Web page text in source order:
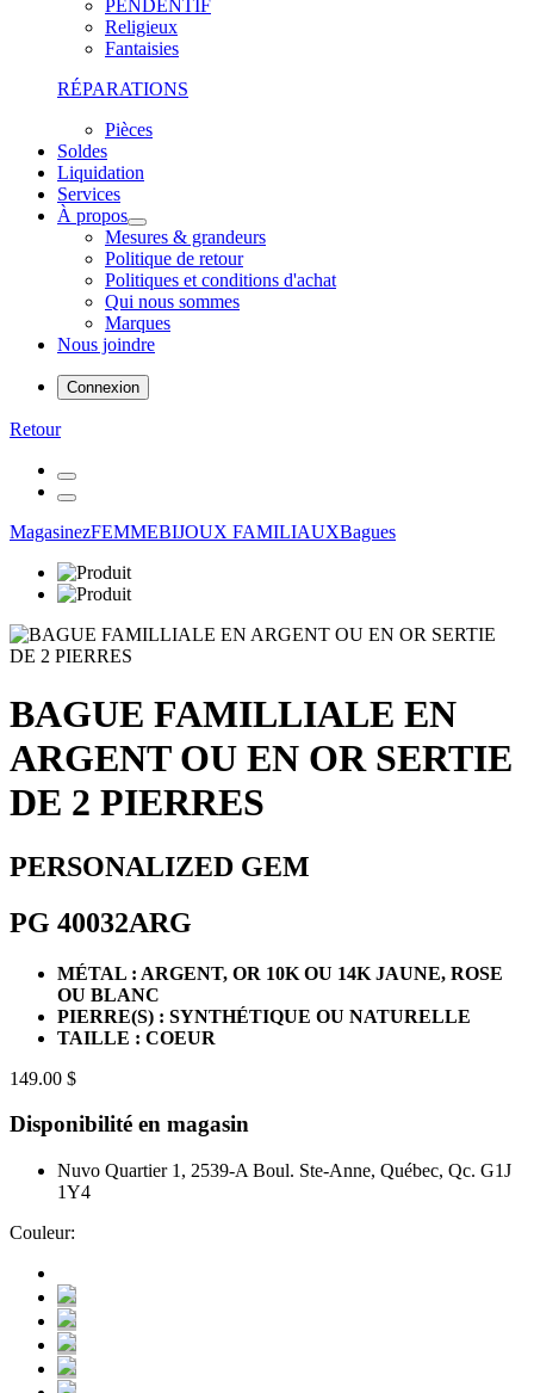
PENDENTIF
Religieux
Fantaisies
RÉPARATIONS
Pièces
Soldes
Liquidation
Services
À propos
Mesures & grandeurs
Politique de retour
Politiques et conditions d'achat
Qui nous sommes
Marques
Nous joindre
Connexion
Retour
MagasinezFEMMEBIJOUX FAMILIAUXBagues
BAGUE FAMILLIALE EN
ARGENT OU EN OR SERTIE
DE 2 PIERRES
PERSONALIZED GEM
PG 40032ARG
MÉTAL : ARGENT, OR 10K OU 14K JAUNE, ROSE
OU BLANC
PIERRE(S) : SYNTHÉTIQUE OU NATURELLE
TAILLE : COEUR
149.00 $
Disponibilité en magasin
Nuvo Quartier 1, 2539-A Boul. Ste-Anne, Québec, Qc. G1J
1Y4
Couleur: